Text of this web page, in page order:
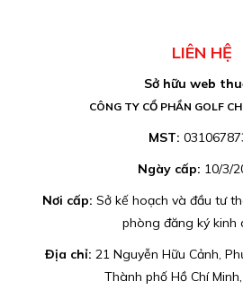
LIÊN HỆ
Sở hữu web
CÔNG TY CỔ PHẦN GOLF
MST:
Ngày cấp: 10/3/
Nơi cấp: Sở kế hoạch và đầu tư
phòng đăng ký kinh
Địa chỉ: 21 Nguyễn Hữu Cảnh,
Thành phố Hồ Chí